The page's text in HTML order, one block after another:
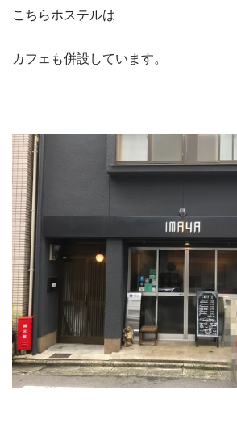
こちらホステルは
カフェも併設しています。